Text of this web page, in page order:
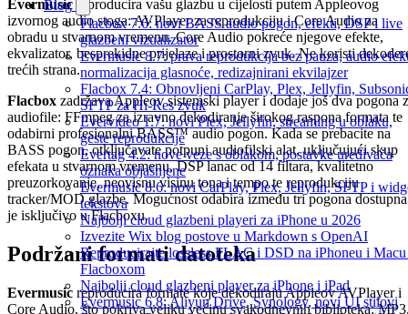
Blog
Flacbox 7.6: novi BASS audio pogon, efekti, DSP i live
glazbeni vizualizator
Evermusic 8.7: prava reprodukcija bez pauza, audio
normalizacija glasnoće, redizajnirani ekvilajzer
Flacbox 7.4: Obnovljeni CarPlay, Plex, Jellyfin,
SFTP za Hi-Res zvuk
Evervideo 1.7: novi Plex, Jellyfin, streaming u oblaku,
geste reprodukcije
Evertag 4.2: nove veze s oblakom, postavke uređivača
oznaka objašnjene
Evermusic 8.6: novi CarPlay, Plex, Jellyfin, SFTP i
tekstova
Najbolji cloud glazbeni playeri za iPhone u 2026
Izvezite Wix blog postove u Markdown s OpenAI
Reproducirajte lossless FLAC i DSD na iPhoneu i Macu
Flacboxom
Najbolji cloud glazbeni player za iPhone i iPad
Evermusic 6.8: Aliyun Drive, Synology, novi UI stilovi
Evermusicreproducira vašu glazbu u cijelosti putem Appleovog
izvornog audio stoga: AVPlayer za reprodukciju i Core Audio za
obradu u stvarnom vremenu. Core Audio pokreće njegove efekte,
ekvalizator, besprekidne prijelaze i prostorni zvuk. Ne koristi
trećih strana.
Flacbox zadržava Appleov sistemski player i dodaje još dva pogona
audiofile: FFmpeg za izravno dekodiranje širokog raspona formata te
odabirni profesionalni BASS™ audio pogon. Kada se prebacite na
BASS pogon, otključavate potpuni audiofilski alat, uključujući skup
efekata u stvarnom vremenu, DSP lanac od 14 filtara, kvalitetno
preuzorkovanje, neovisnu visinu tona i tempo te reprodukciju
tracker/MOD glazbe. Mogućnost odabira između tri pogona dostupna
je isključivo u Flacboxu.
Podržani formati datoteka
Evermusic reproducira formate koje dekodiraju Appleov AVPlayer i
Core Audio, što pokriva veliku većinu svakodnevnih biblioteka: